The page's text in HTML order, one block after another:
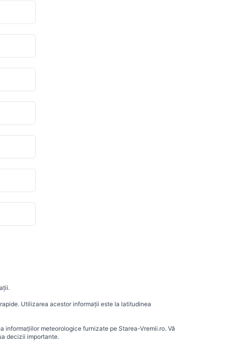
Utilizarea acestor informații este la latitudinea
meteorologice furnizate pe Starea-Vremii.ro. Vă
decizii importante.